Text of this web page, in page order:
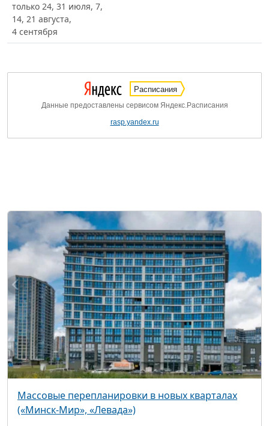
только 24, 31 июля, 7,
14, 21 августа,
4 сентября
Расписания
Данные предоставлены сервисом Яндекс.Расписания
rasp.yandex.ru
Массовые перепланировки в новых кварталах
(«Минск-Мир», «Левада»)